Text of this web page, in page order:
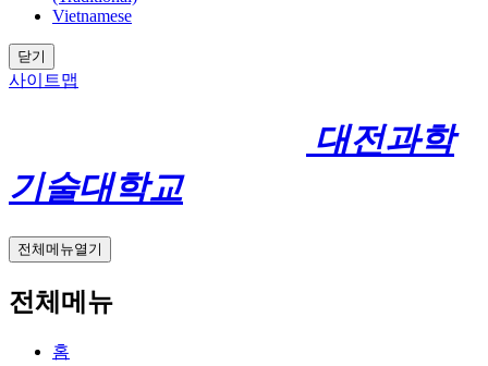
Vietnamese
닫기
사이트맵
대전과학
기술대학교
전체메뉴열기
전체메뉴
홈